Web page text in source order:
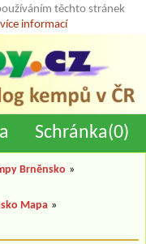
těchto stránek
více informací
Schránka(0)
Brněnsko »
Mapa »